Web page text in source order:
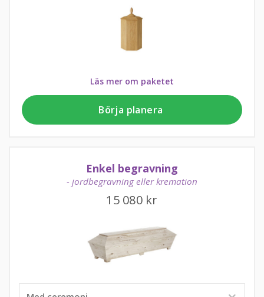
Läs mer om paketet
Börja planera
Enkel begravning
- jordbegravning eller kremation
15 080 kr